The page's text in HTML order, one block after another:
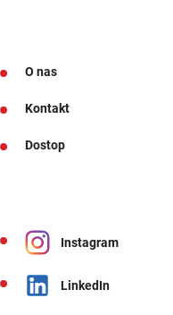
O nas
Kontakt
Dostop
Instagram
LinkedIn